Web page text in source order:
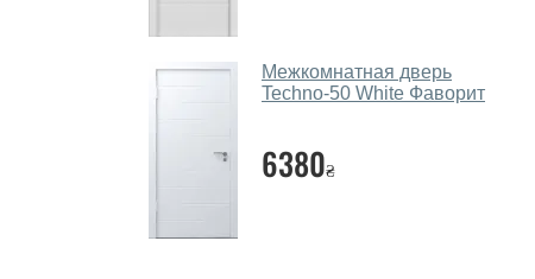
Межкомнатная дверь
Techno-50 White Фаворит
6380₴